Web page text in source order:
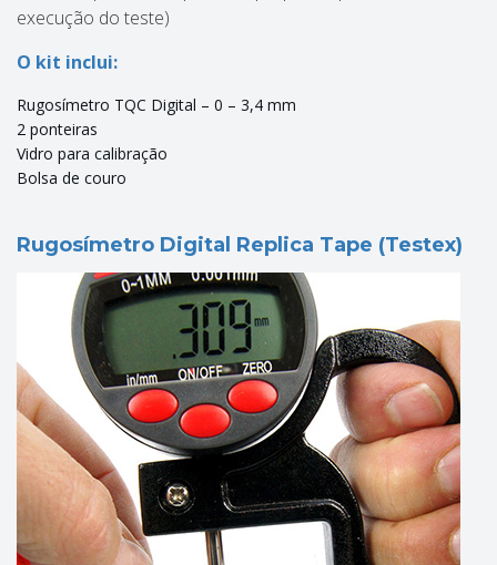
execução do teste)
O kit inclui:
Rugosímetro TQC Digital – 0 – 3,4 mm
2 ponteiras
Vidro para calibração
Bolsa de couro
Rugosímetro Digital Replica Tape (Testex)